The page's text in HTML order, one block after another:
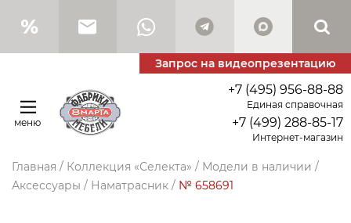
Запрос на видеопрезентацию
меню
+7 (495) 956-88-88
Единая справочная
+7 (499) 288-85-17
Интернет-магазин
Главная / Коллекция «Селекта» / Модели в наличии /
Аксессуары / Наматрасник / № 658691